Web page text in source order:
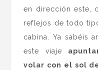
en dirección este,
reflejos de todo
cabina. Ya sabéis
este viaje
volar con el sol